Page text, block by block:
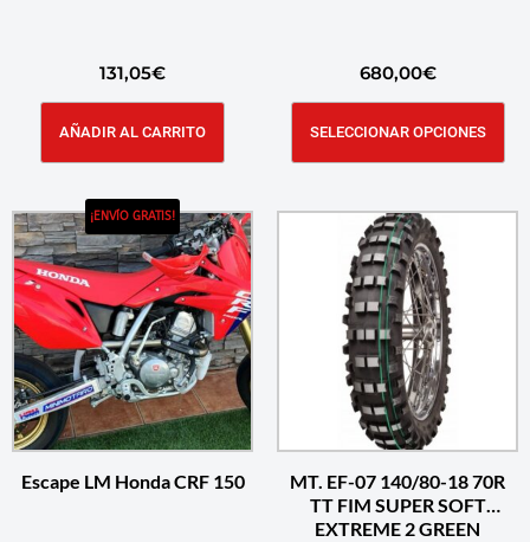
131,05€
AÑADIR AL CARRITO
680,00€
SELECCIONAR OPCIONES
¡ENVÍO GRATIS!
Escape LM Honda CRF 150
MT. EF-07 140/80-18 70R
TT FIM SUPER SOFT
EXTREME 2 GREEN